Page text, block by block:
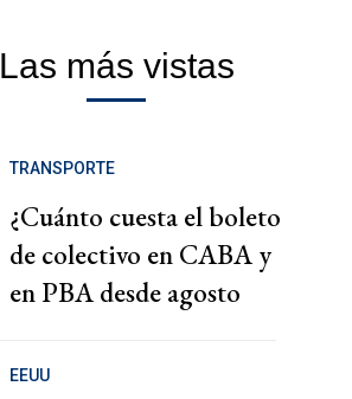
Las más vistas
TRANSPORTE
¿Cuánto cuesta el boleto
de colectivo en CABA y
en PBA desde agosto
EEUU